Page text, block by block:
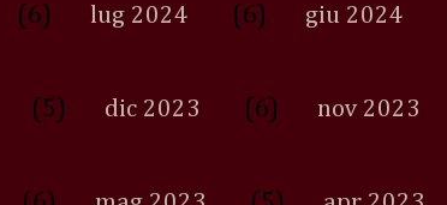
(6) lug 2024 (6) giu 2024
(5) dic 2023 (6) nov 2023